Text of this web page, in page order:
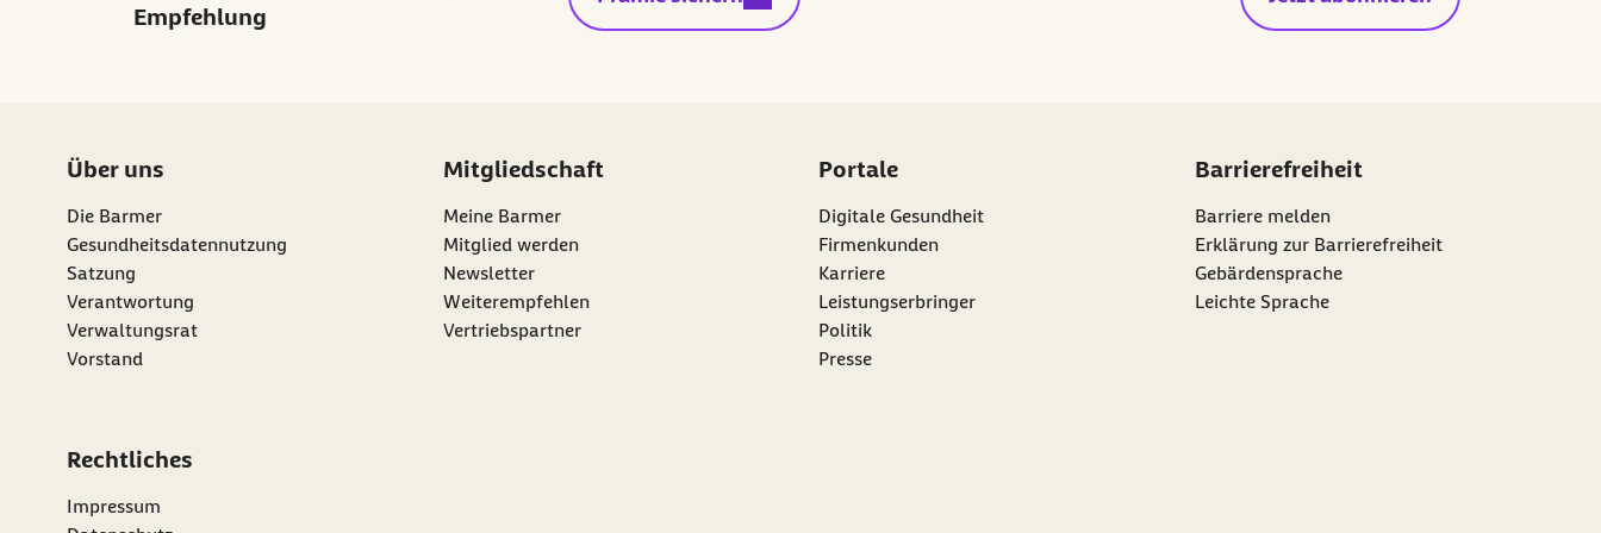
Empfehlung
Über uns
Die Barmer
Gesundheitsdatennutzung
Satzung
Verantwortung
Verwaltungsrat
Vorstand
Mitgliedschaft
Meine Barmer
Mitglied werden
Newsletter
externer Link:
Weiterempfehlen
Vertriebspartner
Portale
Digitale Gesundheit
Firmenkunden
Karriere
Leistungserbringer
Politik
Presse
Barrierefreiheit
Barriere melden
Erklärung zur Barrierefreiheit
Gebärdensprache
Leichte Sprache
Rechtliches
Impressum